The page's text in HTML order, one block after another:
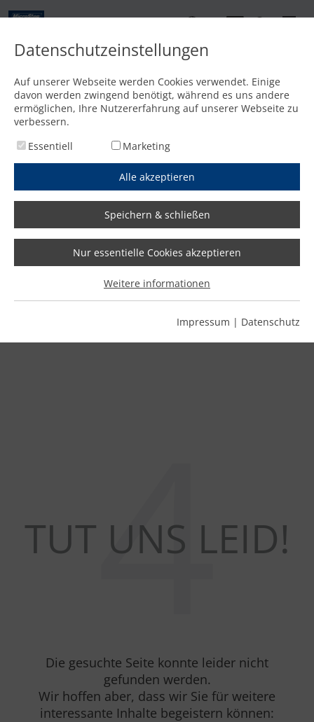
Startseite /PageNotFound
40
4
TUT UNS LEID!
Die gesuchte Seite konnte leider nicht
gefunden werden.
Wir hoffen aber, dass wir Sie für weitere
interessante Inhalte begeistern können:
Datenschutzeinstellungen
Auf unserer Webseite werden Cookies verwendet. Einige
davon werden zwingend benötigt, während es uns andere
ermöglichen, Ihre Nutzererfahrung auf unserer Webseite zu
verbessern.
Essentiell
Marketing
Alle akzeptieren
Speichern & schließen
Nur essentielle Cookies akzeptieren
Weitere informationen
Impressum | Datenschutz